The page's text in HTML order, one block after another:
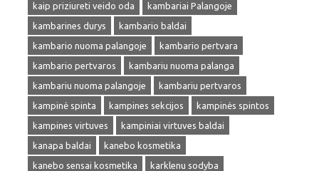
kaip priziureti veido oda
kambariai Palangoje
kambarines durys
kambario baldai
kambario nuoma palangoje
kambario pertvara
kambario pertvaros
kambariu nuoma palanga
kambariu nuoma palangoje
kambariu pertvaros
kampinė spinta
kampines sekcijos
kampinės spintos
kampines virtuves
kampiniai virtuves baldai
kanapa baldai
kanebo kosmetika
kanebo sensai kosmetika
karklenu sodyba